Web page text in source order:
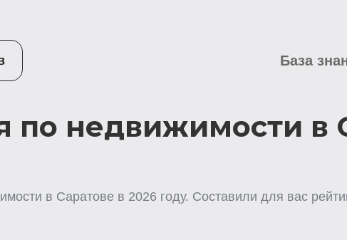
База
по недвижимости в
в Саратове в 2026 году. Составили для вас